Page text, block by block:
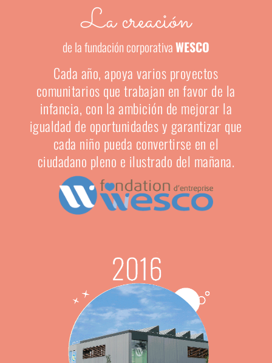
La creación
de la fundación corporativaWESCO
Cada año, apoya varios proyectos
comunitarios que trabajan en favor de la
infancia, con la ambición de mejorar la
igualdad de oportunidades y garantizar que
cada niño pueda convertirse en el
ciudadano pleno e ilustrado del mañana.